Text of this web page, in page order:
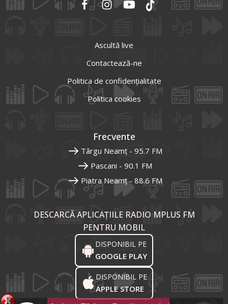
Ascultă live
Contactează-ne
Politica de confidențialitate
Politica cookies
Frecvente
Târgu Neamț - 95.7 FM
Pascani - 90.1 FM
Piatra Neamț - 88.6 FM
DESCARCĂ APLICAȚIILE RADIO MPLUS FM
PENTRU MOBIL
DISPONIBIL PE
GOOGLE PLAY
DISPONIBIL PE
APPLE STORE